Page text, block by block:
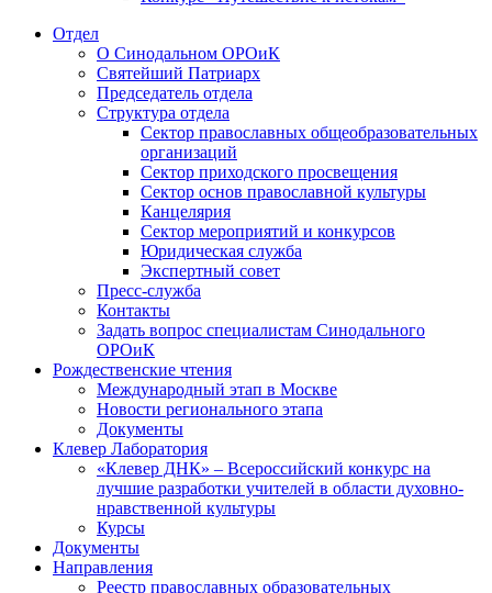
Отдел
О Синодальном ОРОиК
Святейший Патриарх
Председатель отдела
Структура отдела
Сектор православных общеобразовательных
организаций
Сектор приходского просвещения
Сектор основ православной культуры
Канцелярия
Сектор мероприятий и конкурсов
Юридическая служба
Экспертный совет
Пресс-служба
Контакты
Задать вопрос специалистам Синодального
ОРОиК
Рождественские чтения
Международный этап в Москве
Новости регионального этапа
Документы
Клевер Лаборатория
«Клевер ДНК» – Всероссийский конкурс на
лучшие разработки учителей в области духовно-
нравственной культуры
Курсы
Документы
Направления
Реестр православных образовательных